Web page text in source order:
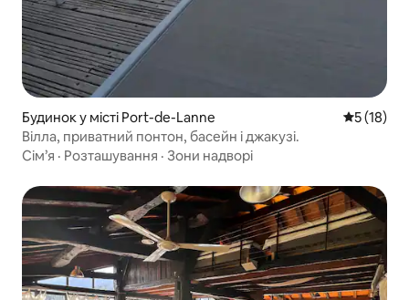
Будинок у місті Port-de-Lanne Середня
5 (18)
Вілла, приватний понтон, басейн і джакузі.
Сім’я · Розташування · Зони надворі